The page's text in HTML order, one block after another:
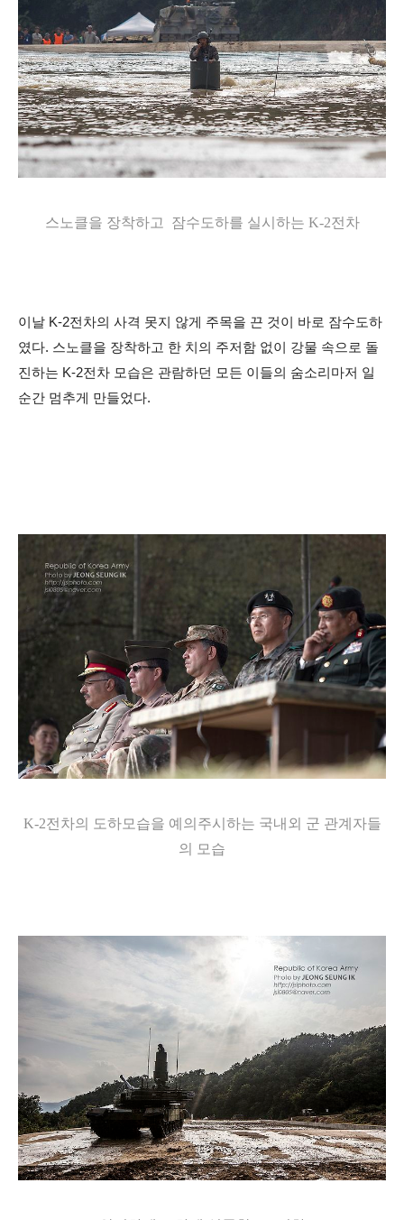
스노클을 장착하고 잠수도하를 실시하는 K-2전차
이날 K-2전차의 사격 못지 않게 주목을 끈 것이 바로 잠수도하
였다. 스노클을 장착하고 한 치의 주저함 없이 강물 속으로 돌
진하는 K-2전차 모습은 관람하던 모든 이들의 숨소리마저 일
순간 멈추게 만들었다.
K-2전차의 도하모습을 예의주시하는 국내외 군 관계자들
의 모습